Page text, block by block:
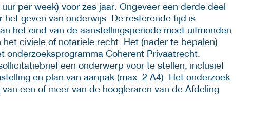
per week) voor zes jaar. Ongeveer een derde deel
geven van onderwijs. De resterende tijd is
het eind van de aanstellingsperiode moet uitmonden
civiele of notariële recht. Het (nader te bepalen)
Coherent Privaatrecht.
een onderwerp voor te stellen, inclusief
en plan van aanpak (max. 2 A4). Het onderzoek
een of meer van de hoogleraren van de Afdeling